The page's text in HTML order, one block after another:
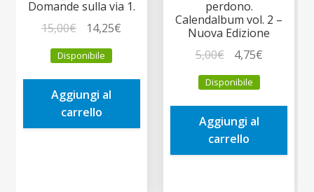
Domande sulla via 1.
15,00€
prezzo
originale
era:
15,00€.
14,25€
è:
Disponibile
Aggiungi al
carrello
perdono.
Calendalbum vol. 2 –
Nuova Edizione
5,00€
prezzo
originale
era:
5,00€.
4,75€Il
è:
Disponibile
Aggiungi al
carrello